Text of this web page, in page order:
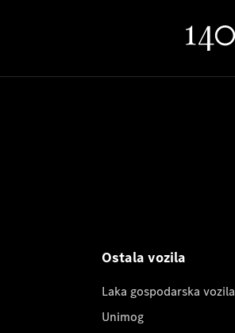
Ostala vozila
Laka gospodarska vozila
Unimog